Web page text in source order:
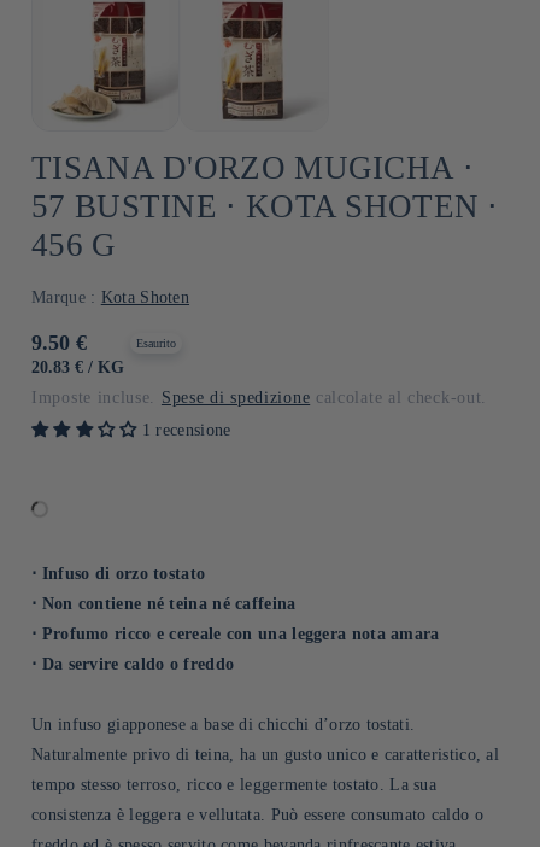
TISANA D'ORZO MUGICHA ⋅
57 BUSTINE ⋅ KOTA SHOTEN ⋅
456 G
Marque : Kota Shoten
Prezzo
di
9.50 €
PREZZO
20.83 € / PER
KG
Esaurito
Imposte incluse. Spese di spedizione calcolate al check-out.
1 recensione
⋅ Infuso di orzo tostato
⋅ Non contiene né teina né caffeina
⋅ Profumo ricco e cereale con una leggera nota amara
⋅ Da servire caldo o freddo
Un infuso giapponese a base di chicchi d’orzo tostati.
Naturalmente privo di teina, ha un gusto unico e caratteristico, al
tempo stesso terroso, ricco e leggermente tostato. La sua
consistenza è leggera e vellutata. Può essere consumato caldo o